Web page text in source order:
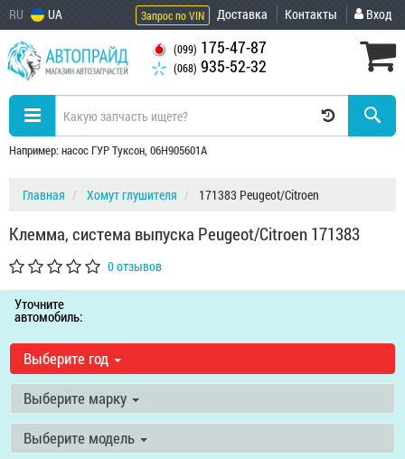
RU UA Запрос по VIN Доставка Контакты Вход
(099) 175-47-87
(068) 935-52-32
Например: насос ГУР Туксон, 06H905601A
Главная Хомут глушителя 171383 Peugeot/Citroen
Клемма, система выпуска Peugeot/Citroen 171383
0 отзывов
Уточните
автомобиль:
Выберите год
Выберите марку
Выберите модель